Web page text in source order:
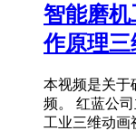
智能磨
作原理三
本视频是关于
频。 红蓝公
工业三维动画